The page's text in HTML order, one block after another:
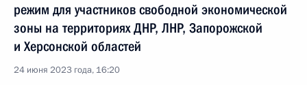
режим для участников свободной экономической
зоны на территориях ДНР, ЛНР, Запорожской
и Херсонской областей
24 июня 2023 года, 16:20